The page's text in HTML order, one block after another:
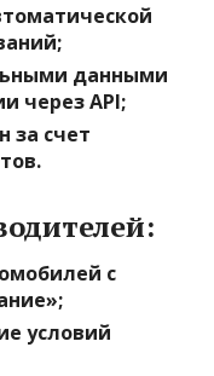
данными
через API;
за счет
с
условий